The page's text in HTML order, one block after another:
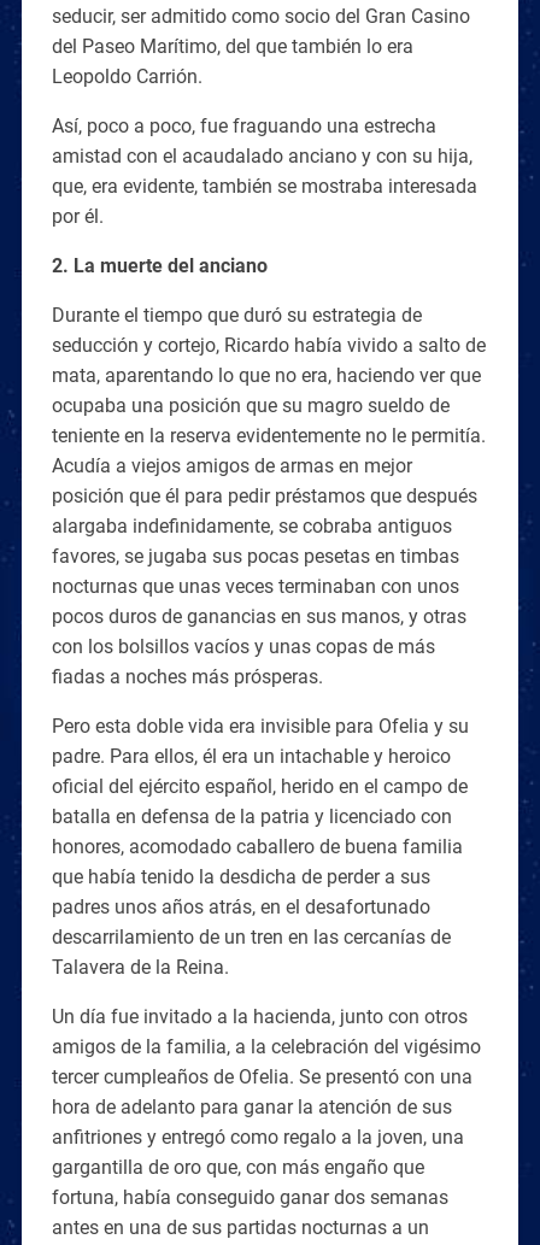
seducir, ser admitido como socio del Gran Casino
del Paseo Marítimo, del que también lo era
Leopoldo Carrión.
Así, poco a poco, fue fraguando una estrecha
amistad con el acaudalado anciano y con su hija,
que, era evidente, también se mostraba interesada
por él.
2. La muerte del anciano
Durante el tiempo que duró su estrategia de
seducción y cortejo, Ricardo había vivido a salto de
mata, aparentando lo que no era, haciendo ver que
ocupaba una posición que su magro sueldo de
teniente en la reserva evidentemente no le permitía.
Acudía a viejos amigos de armas en mejor
posición que él para pedir préstamos que después
alargaba indefinidamente, se cobraba antiguos
favores, se jugaba sus pocas pesetas en timbas
nocturnas que unas veces terminaban con unos
pocos duros de ganancias en sus manos, y otras
con los bolsillos vacíos y unas copas de más
fiadas a noches más prósperas.
Pero esta doble vida era invisible para Ofelia y su
padre. Para ellos, él era un intachable y heroico
oficial del ejército español, herido en el campo de
batalla en defensa de la patria y licenciado con
honores, acomodado caballero de buena familia
que había tenido la desdicha de perder a sus
padres unos años atrás, en el desafortunado
descarrilamiento de un tren en las cercanías de
Talavera de la Reina.
Un día fue invitado a la hacienda, junto con otros
amigos de la familia, a la celebración del vigésimo
tercer cumpleaños de Ofelia. Se presentó con una
hora de adelanto para ganar la atención de sus
anfitriones y entregó como regalo a la joven, una
gargantilla de oro que, con más engaño que
fortuna, había conseguido ganar dos semanas
antes en una de sus partidas nocturnas a un